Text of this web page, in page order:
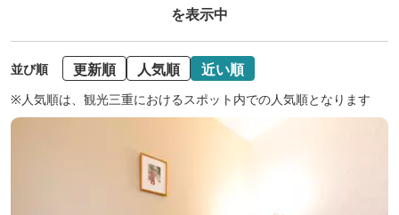
を表示中
並び順 更新順 人気順 近い順
※人気順は、観光三重におけるスポット内での人気順となります